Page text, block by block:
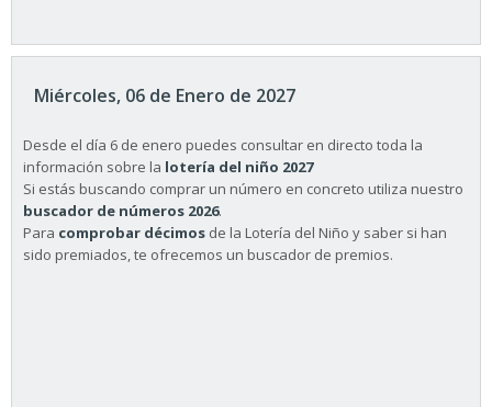
Miércoles, 06 de Enero de 2027
Desde el día 6 de enero puedes consultar en directo toda la
información sobre la lotería del niño 2027
Si estás buscando comprar un número en concreto utiliza nuestro
buscador de números 2026.
Para comprobar décimos de la Lotería del Niño y saber si han
sido premiados, te ofrecemos un buscador de premios.